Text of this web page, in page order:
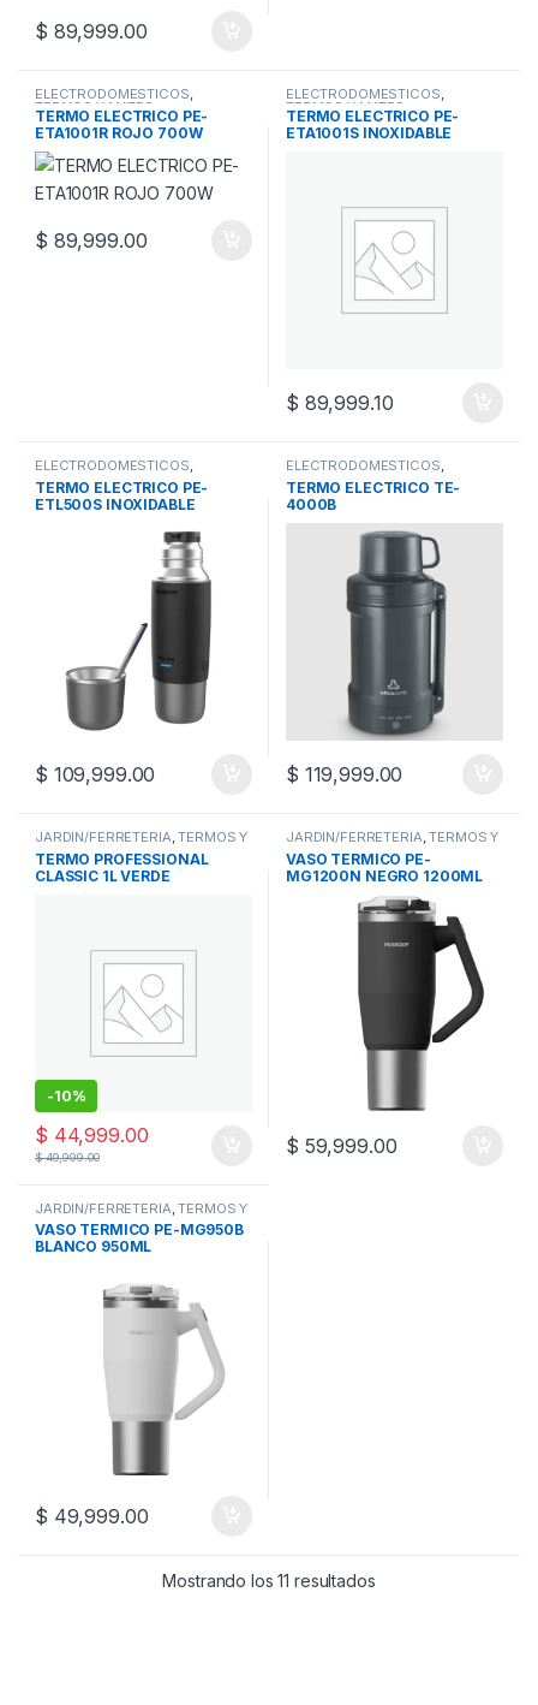
$ 89,999.00
ELECTRODOMESTICOS,
TERMOS Y MATES
TERMO ELECTRICO PE-
ETA1001R ROJO 700W
$ 89,999.00
ELECTRODOMESTICOS,
TERMOS Y MATES
TERMO ELECTRICO PE-
ETA1001S INOXIDABLE
$ 89,999.10
ELECTRODOMESTICOS,
TERMOS Y MATES
TERMO ELECTRICO PE-
ETL500S INOXIDABLE
$ 109,999.00
ELECTRODOMESTICOS,
TERMOS Y MATES
TERMO ELECTRICO TE-
4000B
$ 119,999.00
JARDIN/FERRETERIA,TERMOS Y
MATES
TERMO PROFESSIONAL
CLASSIC 1L VERDE
-10%
$ 44,999.00
$49,999.00
JARDIN/FERRETERIA,TERMOS Y
MATES
VASO TERMICO PE-
MG1200N NEGRO 1200ML
$ 59,999.00
JARDIN/FERRETERIA ,TERMOS Y
MATES
VASO TERMICO PE-MG950B
BLANCO 950ML
$ 49,999.00
Mostrando los 11 resultados